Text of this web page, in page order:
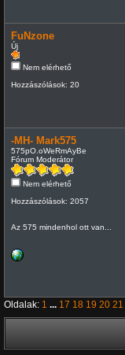
FuNzone
Új
Nem elérhető
Hozzászólások: 20
-MH- Mark575
575pO.oWeRmAyBe
Fórum Moderátor
Nem elérhető
Hozzászólások: 2057
Az 575 mindenhol ott van...
Oldalak: 1 ... 17 18 19 20 21